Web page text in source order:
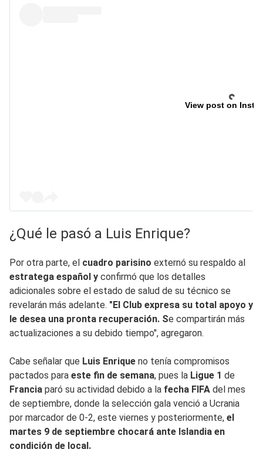
View post on
¿Qué le pasó a Luis Enrique?
Por otra parte, el cuadro parisino externó su respaldo al
estratega español y confirmó que los detalles
adicionales sobre el estado de salud de su técnico se
revelarán más adelante. "El Club expresa su total apoyo y
le desea una pronta recuperación. Se compartirán más
actualizaciones a su debido tiempo", agregaron.
Cabe señalar que Luis Enrique no tenía compromisos
pactados para este fin de semana, pues la Ligue 1 de
Francia paró su actividad debido a la fecha FIFA del mes
de septiembre, donde la selección gala venció a Ucrania
por marcador de 0-2, este viernes y posteriormente, el
martes 9 de septiembre chocará ante Islandia en
condición de local.